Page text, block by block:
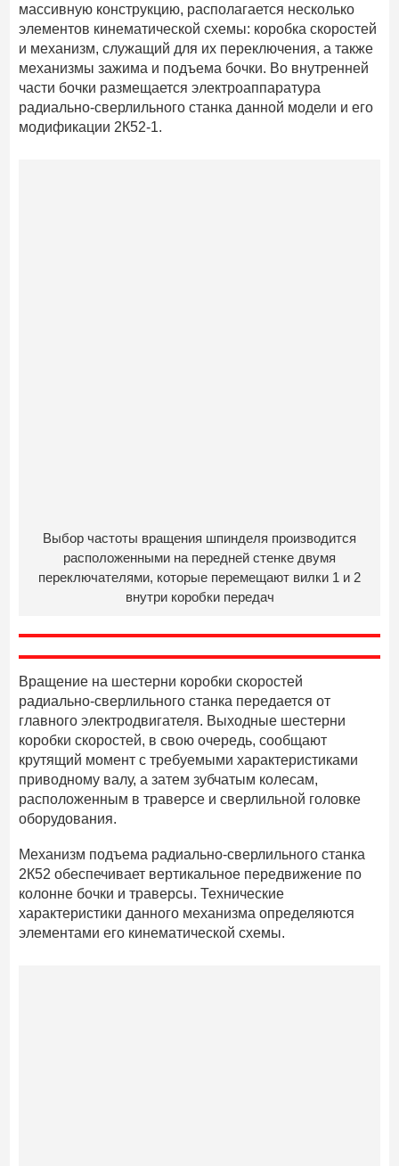
массивную конструкцию, располагается несколько
элементов кинематической схемы: коробка скоростей
и механизм, служащий для их переключения, а также
механизмы зажима и подъема бочки. Во внутренней
части бочки размещается электроаппаратура
радиально-сверлильного станка данной модели и его
модификации 2К52-1.
Выбор частоты вращения шпинделя производится
расположенными на передней стенке двумя
переключателями, которые перемещают вилки 1 и 2
внутри коробки передач
Вращение на шестерни коробки скоростей
радиально-сверлильного станка передается от
главного электродвигателя. Выходные шестерни
коробки скоростей, в свою очередь, сообщают
крутящий момент с требуемыми характеристиками
приводному валу, а затем зубчатым колесам,
расположенным в траверсе и сверлильной головке
оборудования.
Механизм подъема радиально-сверлильного станка
2К52 обеспечивает вертикальное передвижение по
колонне бочки и траверсы. Технические
характеристики данного механизма определяются
элементами его кинематической схемы.